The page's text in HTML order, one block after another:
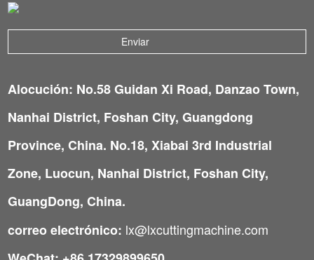
Alocución: No.58 Guidan Xi Road, Danzao Town,
Nanhai District, Foshan City, Guangdong
Province, China. No.18, Xiabai 3rd Industrial
Zone, Luocun, Nanhai District, Foshan City,
GuangDong, China.
correo electrónico: lx@lxcuttingmachine.com